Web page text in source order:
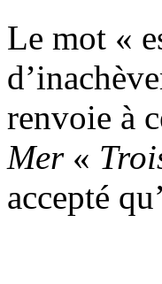
Le mot «
renvoie à
Mer «
accepté